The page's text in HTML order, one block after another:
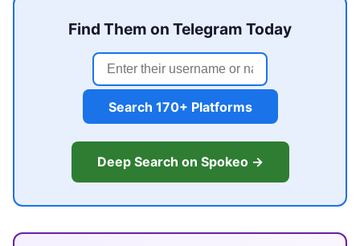
Find Them on Telegram Today
Search 170+ Platforms
Deep Search on Spokeo →